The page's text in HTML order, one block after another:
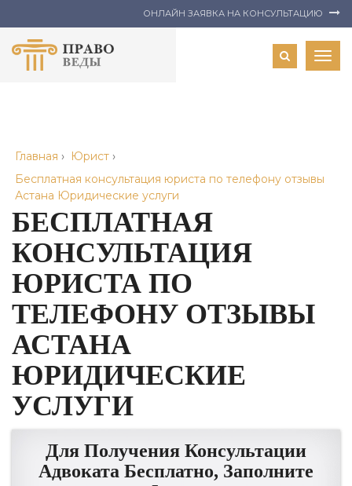
ОНЛАЙН ЗАЯВКА НА КОНСУЛЬТАЦИЮ
Главная › Юрист ›
Бесплатная консультация юриста по телефону отзывы
Астана Юридические услуги
БЕСПЛАТНАЯ
КОНСУЛЬТАЦИЯ
ЮРИСТА ПО
ТЕЛЕФОНУ ОТЗЫВЫ
АСТАНА
ЮРИДИЧЕСКИЕ
УСЛУГИ
Для Получения Консультации
Адвоката Бесплатно, Заполните